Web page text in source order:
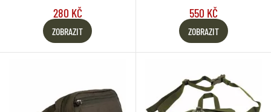
280 KČ
ZOBRAZIT
550 KČ
ZOBRAZIT